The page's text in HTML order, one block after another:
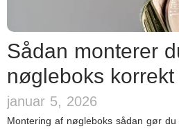
Sådan monterer
nøgleboks korrekt
januar 5, 2026
Montering af nøgleboks sådan gør